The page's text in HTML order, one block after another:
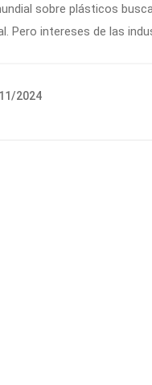
sobre plásticos
Pero intereses de las
2024